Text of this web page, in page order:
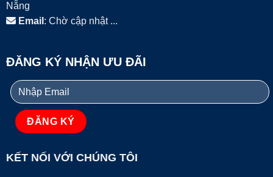
Nẵng
Email : Chờ cập nhật ...
ĐĂNG KÝ NHẬN ƯU ĐÃI
KẾT NỐI VỚI CHÚNG TÔI